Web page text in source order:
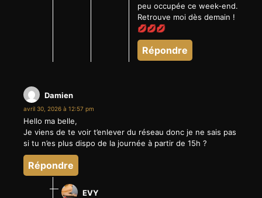
peu occupée ce week-end.
Retrouve moi dès demain !
💋💋💋
Répondre
Damien
avril 30, 2026 à 12:57 pm
Hello ma belle,
Je viens de te voir t’enlever du réseau donc je ne sais pas
si tu n’es plus dispo de la journée à partir de 15h ?
Répondre
EVY